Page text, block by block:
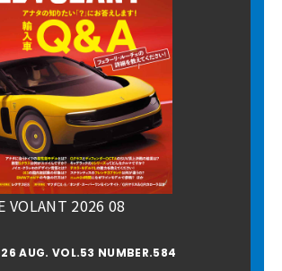
VOLANT 2026 08
AUG. VOL.53 NUMBER.584